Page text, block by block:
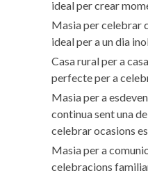
ideal per crear
Masia per celebrar
ideal per a un dia
Casa rural per a
perfecte per a
Masia per a
continua sent una
celebrar ocasions
Masia per a
celebracions